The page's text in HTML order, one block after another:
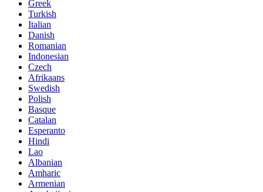
Greek
Turkish
Italian
Danish
Romanian
Indonesian
Czech
Afrikaans
Swedish
Polish
Basque
Catalan
Esperanto
Hindi
Lao
Albanian
Amharic
Armenian